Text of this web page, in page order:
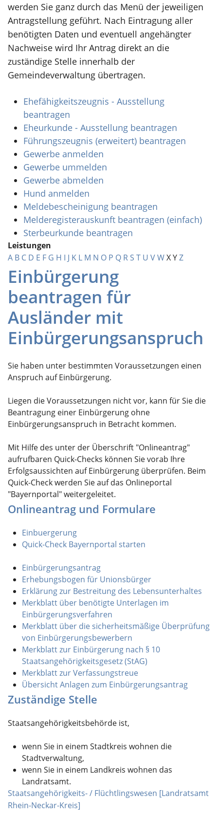
werden Sie ganz durch das Menü der jeweiligen
Antragstellung geführt. Nach Eintragung aller
benötigten Daten und eventuell angehängter
Nachweise wird Ihr Antrag direkt an die
zuständige Stelle innerhalb der
Gemeindeverwaltung übertragen.
Ehefähigkeitszeugnis - Ausstellung
beantragen
Eheurkunde - Ausstellung beantragen
Führungszeugnis (erweitert) beantragen
Gewerbe anmelden
Gewerbe ummelden
Gewerbe abmelden
Hund anmelden
Meldebescheinigung beantragen
Melderegisterauskunft beantragen (einfach)
Sterbeurkunde beantragen
Leistungen
A B C D E F G H I J K L M N O P Q R S T U VWXYZ
Einbürgerung
beantragen für
Ausländer mit
Einbürgerungsanspruch
Sie haben unter bestimmten Voraussetzungen einen
Anspruch auf Einbürgerung.
Liegen die Voraussetzungen nicht vor, kann für Sie die
Beantragung einer Einbürgerung ohne
Einbürgerungsanspruch in Betracht kommen.
Mit Hilfe des unter der Überschrift "Onlineantrag"
aufrufbaren Quick-Checks können Sie vorab Ihre
Erfolgsaussichten auf Einbürgerung überprüfen. Beim
Quick-Check werden Sie auf das Onlineportal
"Bayernportal" weitergeleitet.
Onlineantrag und Formulare
Einbuergerung
Quick-Check Bayernportal starten
Einbürgerungsantrag
Erhebungsbogen für Unionsbürger
Erklärung zur Bestreitung des Lebensunterhaltes
Merkblatt über benötigte Unterlagen im
Einbürgerungsverfahren
Merkblatt über die sicherheitsmäßige Überprüfung
von Einbürgerungsbewerbern
Merkblatt zur Einbürgerung nach § 10
Staatsangehörigkeitsgesetz (StAG)
Merkblatt zur Verfassungstreue
Übersicht Anlagen zum Einbürgerungsantrag
Zuständige Stelle
Staatsangehörigkeitsbehörde ist,
wenn Sie in einem Stadtkreis wohnen die
Stadtverwaltung,
wenn Sie in einem Landkreis wohnen das
Landratsamt.
Staatsangehörigkeits- / Flüchtlingswesen [Landratsamt
Rhein-Neckar-Kreis]